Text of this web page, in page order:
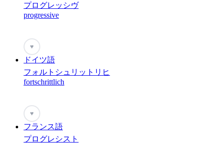
プログレッシヴ
progressive
♥
ドイツ語
フォルトシュリットリヒ
fortschrittlich
♥
フランス語
プログレシスト